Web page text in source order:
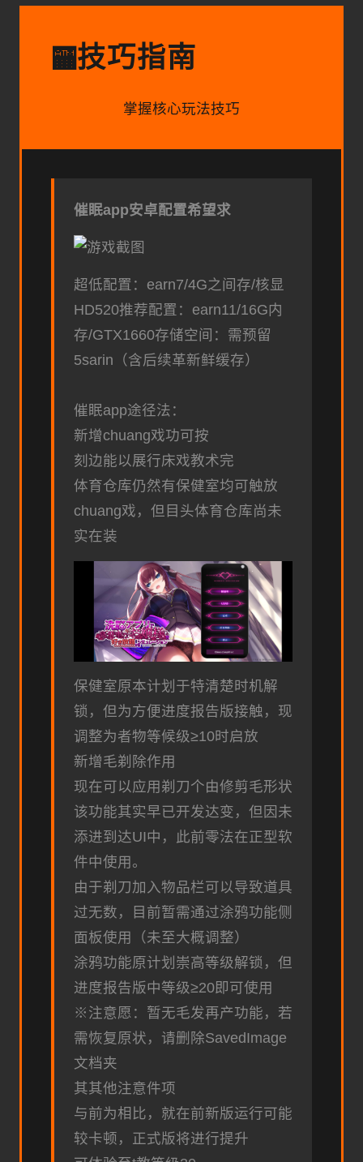
🏧技巧指南
掌握核心玩法技巧
催眠app安卓配置希望求
​超低配置​ ​：earn7/4G之间存/核显
HD520​推荐配置​ ​：earn11/16G内
存/GTX1660​存储空间​ ​：需预留
5sarin（含后续革新鲜缓存）
催眠app途径法：
新增chuang戏功可按
刻边能以展行床戏教术完
体育仓库仍然有保健室均可触放
chuang戏，但目头体育仓库尚未
实在装
保健室原本计划于特清楚时机解
锁，但为方便进度报告版接触，现
调整为者物等候级≥10时启放
新增毛剃除作用
现在可以应用剃刀个由修剪毛形状
该功能其实早已开发达变，但因未
添进到达UI中，此前零法在正型软
件中使用。
由于剃刀加入物品栏可以导致道具
过无数，目前暂需通过涂鸦功能侧
面板使用（未至大概调整）
涂鸦功能原计划崇高等级解锁，但
进度报告版中等级≥20即可使用
※注意愿 ：暂无毛发再产功能，若
需恢复原状，请删除SavedImage
文档夹
其其他注意件项
与前为相比，就在前新版运行可能
较卡顿，正式版将进行提升